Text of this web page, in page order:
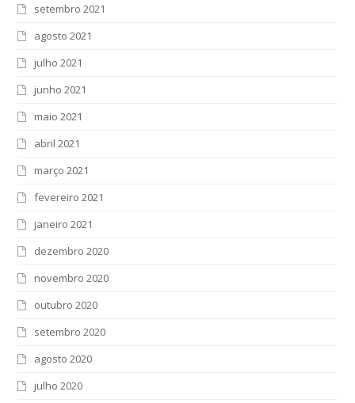
setembro 2021
agosto 2021
julho 2021
junho 2021
maio 2021
abril 2021
março 2021
fevereiro 2021
janeiro 2021
dezembro 2020
novembro 2020
outubro 2020
setembro 2020
agosto 2020
julho 2020